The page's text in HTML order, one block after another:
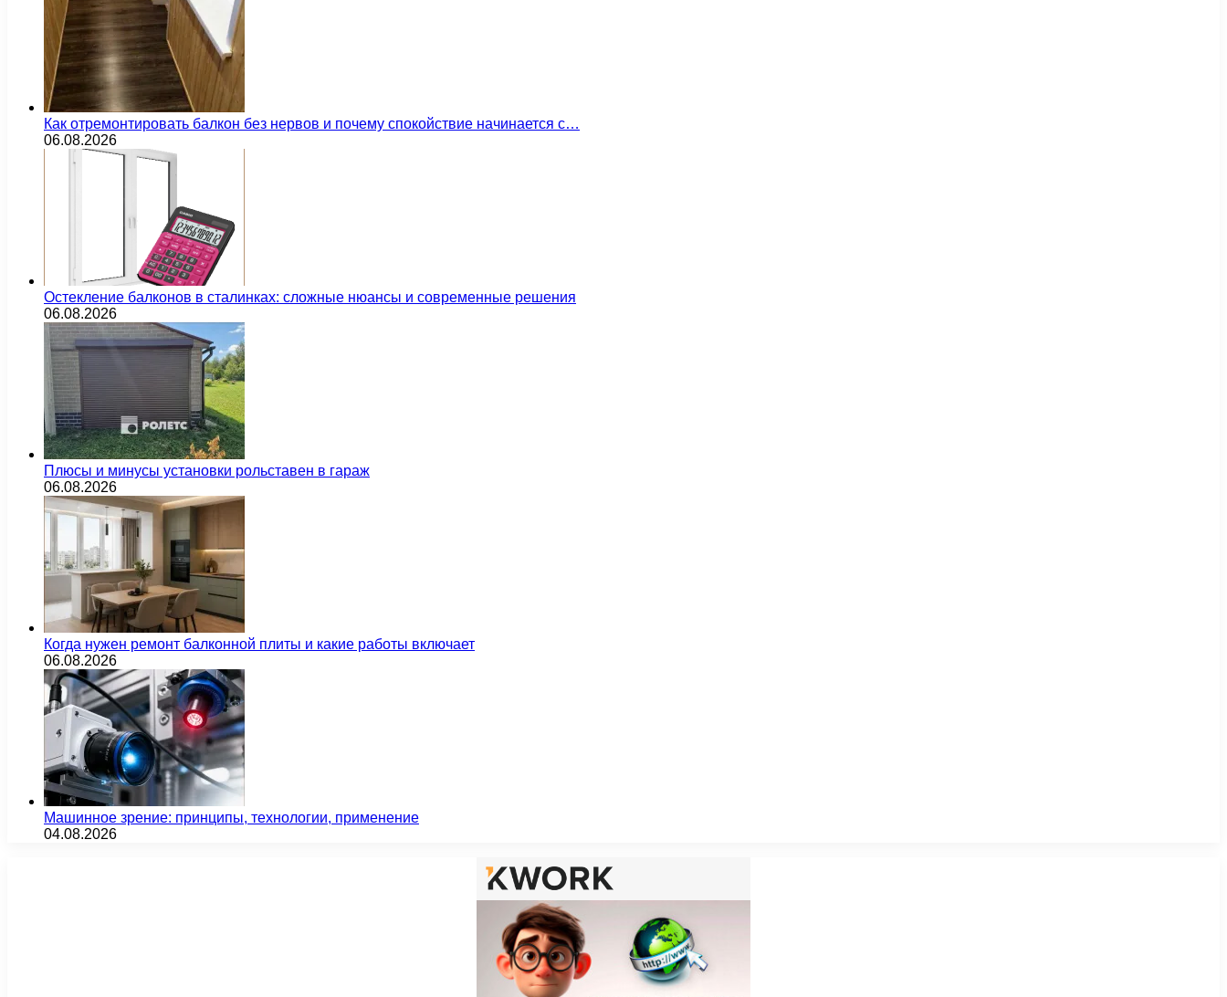
Как отремонтировать балкон без нервов и почему спокойствие начинается с…
06.08.2026
Остекление балконов в сталинках: сложные нюансы и современные решения
06.08.2026
Плюсы и минусы установки рольставен в гараж
06.08.2026
Когда нужен ремонт балконной плиты и какие работы включает
06.08.2026
Машинное зрение: принципы, технологии, применение
04.08.2026